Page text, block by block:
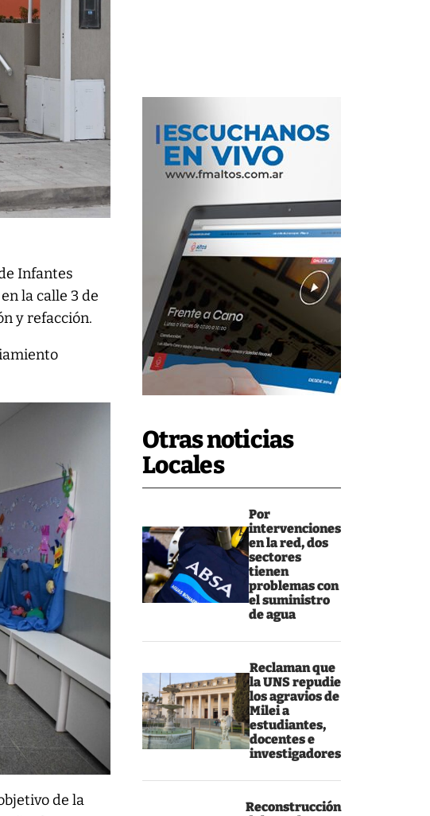
Otras noticias
Locales
Por
intervenciones
en la red, dos
sectores
tienen
problemas con
el suministro
de agua
Reclaman que
la UNS repudie
los agravios de
Milei a
estudiantes,
docentes e
investigadores
Reconstrucción
Infantes
la calle 3 de
y refacción.
de la